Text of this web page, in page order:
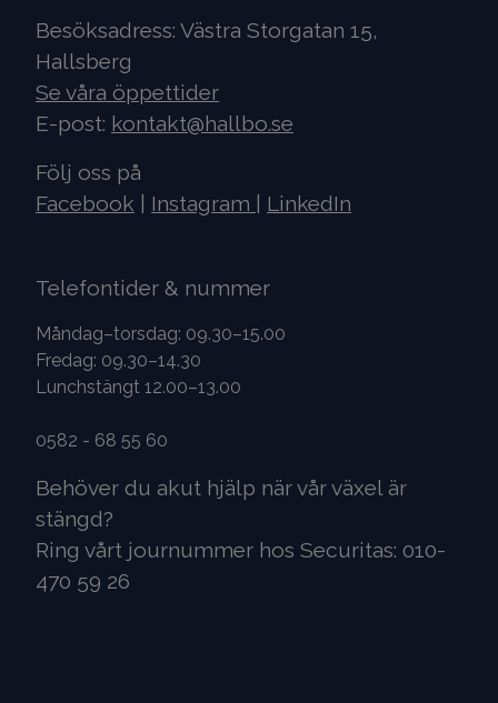
Besöksadress: Västra Storgatan 15,
Hallsberg
Se våra öppettider
E-post: kontakt@hallbo.se
Följ oss på
Facebook
Instagram LinkedIn
Telefontider & nummer
Måndag–torsdag: 09.30–15.00
Fredag: 09.30–14.30
Lunchstängt 12.00–13.00
0582 - 68 55 60
Behöver du akut hjälp när vår växel är
stängd?
Ring vårt journummer hos Securitas: 010-
470 59 26